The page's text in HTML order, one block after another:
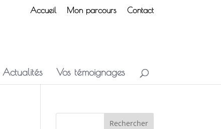
Accueil Mon parcours Contact
Actualités Vos témoignages